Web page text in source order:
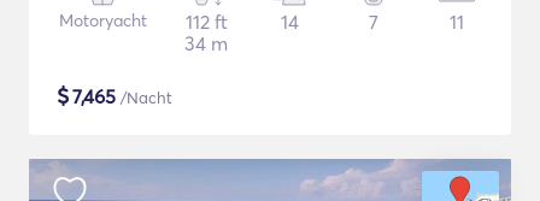
Motoryacht
112 ft
34 m
14 7 11
$7,465 /Nacht